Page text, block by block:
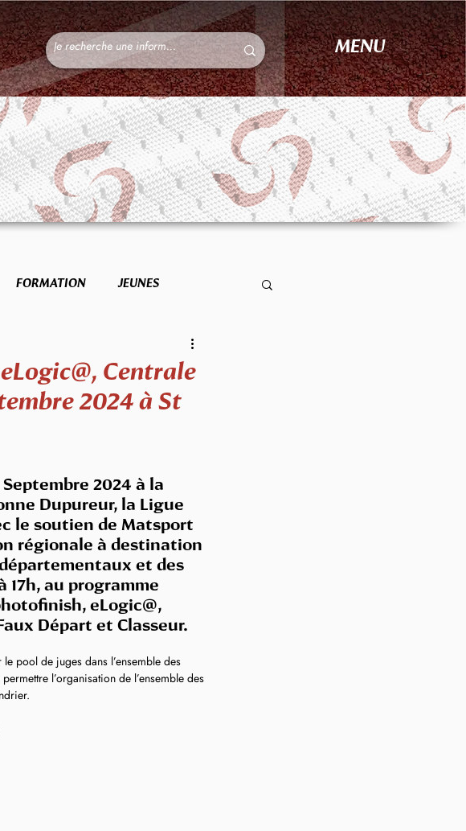
MENU
FORMATION JEUNES
Centrale
2024 à St
Septembre 2024 à la
Dupureur, la Ligue
le soutien de Matsport
régionale à destination
et des
17h, au programme
eLogic@,
Départ et Classeur.
le pool de juges dans l’ensemble des
l’organisation de l’ensemble des